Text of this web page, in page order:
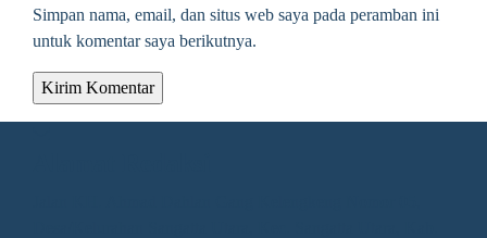
Simpan nama, email, dan situs web saya pada peramban ini
untuk komentar saya berikutnya.